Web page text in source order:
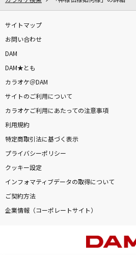
サイトマップ
お問い合わせ
DAM
DAM★とも
カラオケ＠DAM
サイトのご利用について
カラオケご利用にあたっての注意事項
利用規約
特定商取引法に基づく表示
プライバシーポリシー
クッキー設定
インフォマティブデータの取得について
ご契約方法
企業情報（コーポレートサイト）